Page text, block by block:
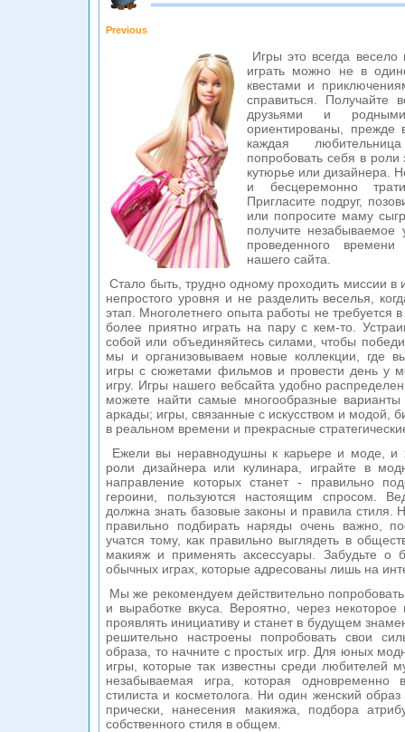
Previous
Игры это всегда весело
играть можно не в
квестами и
справиться. Получайте
друзьями и
ориентированы, прежде
каждая
попробовать себя в роли
кутюрье или дизайнера.
и бесцеремонно
Пригласите подруг,
или попросите маму
получите незабываемое
проведенного
нашего сайта.
Стало быть, трудно одному проходить миссии в
непростого уровня и не разделить веселья,
этап. Многолетнего опыта работы не требуется
более приятно играть на пару с кем-то.
собой или объединяйтесь силами, чтобы
мы и организовываем новые коллекции, где
игры с сюжетами фильмов и провести день у
игру. Игры нашего вебсайта удобно
можете найти самые многообразные варианты
аркады; игры, связанные с искусством и модой,
в реальном времени и прекрасные
Ежели вы неравнодушны к карьере и моде, и
роли дизайнера или кулинара, играйте в
направление которых станет - правильно
героини, пользуются настоящим спросом.
должна знать базовые законы и правила стиля.
правильно подбирать наряды очень важно,
учатся тому, как правильно выглядеть в
макияж и применять аксессуары. Забудьте о
обычных играх, которые адресованы лишь на
Мы же рекомендуем действительно
и выработке вкуса. Вероятно, через
проявлять инициативу и станет в будущем
решительно настроены попробовать свои
образа, то начните с простых игр. Для юных
игры, которые так известны среди любителей
незабываемая игра, которая одновременно
стилиста и косметолога. Ни один женский
прически, нанесения макияжа, подбора
собственного стиля в общем.